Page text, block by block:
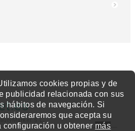
cookies propias y de
publicidad relacionada con sus
hábitos de navegación. Si
que acepta su
configuración u obtener más
S.L.